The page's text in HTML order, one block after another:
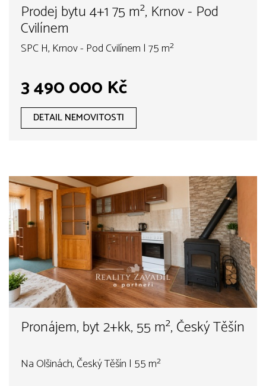
Prodej bytu 4+1 75 m², Krnov - Pod
Cvilínem
SPC H, Krnov - Pod Cvilínem | 75 m²
3 490 000 Kč
DETAIL NEMOVITOSTI
Pronájem, byt 2+kk, 55 m², Český Těšín
Na Olšinách, Český Těšín | 55 m²